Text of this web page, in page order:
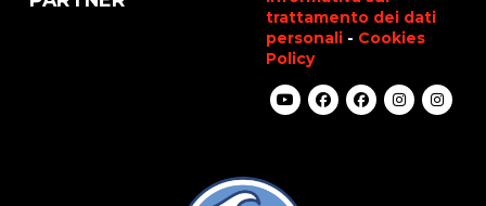
trattamento dei dati
personali - Cookies
Policy